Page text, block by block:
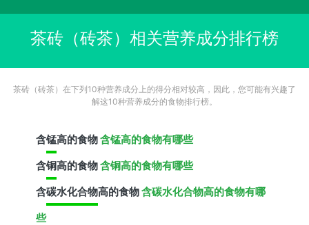
茶砖（砖茶）相关营养成分排行榜
茶砖（砖茶）在下列10种营养成分上的得分相对较高，因此，您可能有兴趣了
解这10种营养成分的食物排行榜。
含锰高的食物含锰高的食物有哪些
含铜高的食物含铜高的食物有哪些
含碳水化合物高的食物含碳水化合物高的食物有哪
些